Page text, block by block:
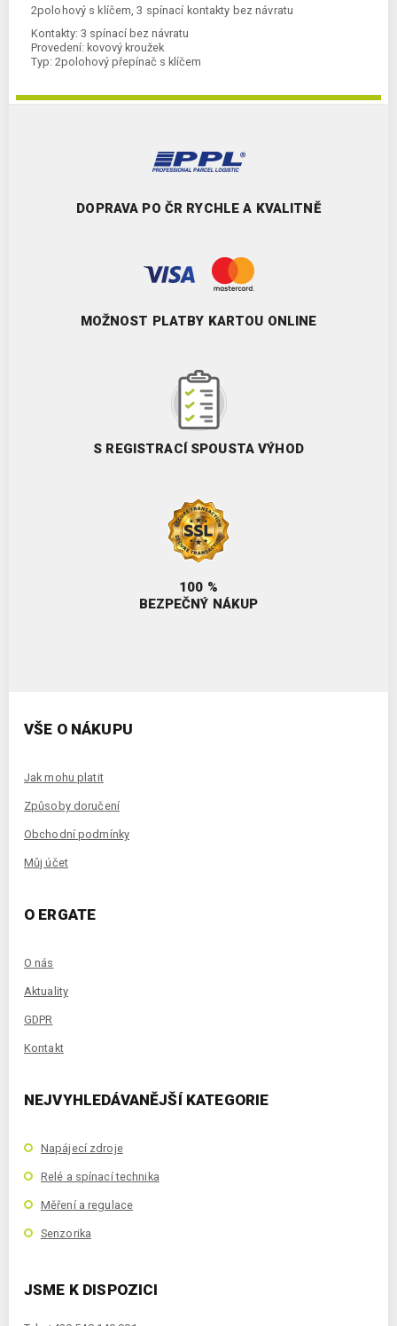
2polohový s klíčem, 3 spínací kontakty bez návratu
Kontakty: 3 spínací bez návratu
Provedení: kovový kroužek
Typ: 2polohový přepínač s klíčem
DOPRAVA PO ČR RYCHLE A KVALITNĚ
MOŽNOST PLATBY KARTOU ONLINE
S REGISTRACÍ SPOUSTA VÝHOD
100 %
BEZPEČNÝ NÁKUP
VŠE O NÁKUPU
Jak mohu platit
Způsoby doručení
Obchodní podmínky
Můj účet
O ERGATE
O nás
Aktuality
GDPR
Kontakt
NEJVYHLEDÁVANĚJŠÍ KATEGORIE
Napájecí zdroje
Relé a spínací technika
Měření a regulace
Senzorika
JSME K DISPOZICI